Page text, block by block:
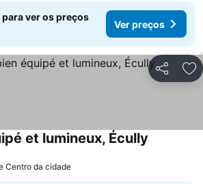
ver os preços
Ver preços
Partilhar
et lumineux, Écully
Centro da cidade